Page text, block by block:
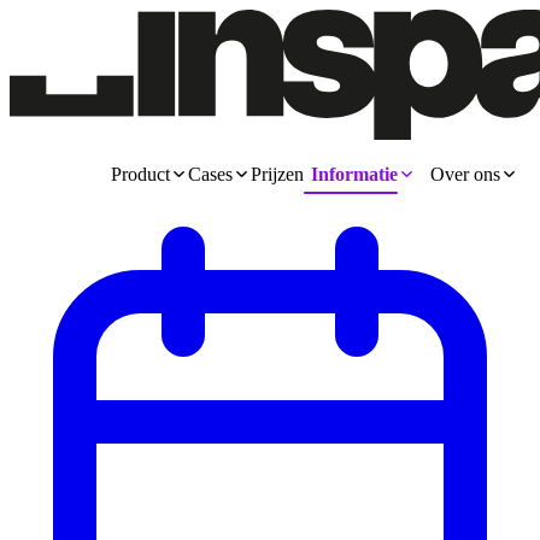
Product Cases Prijzen Informatie Over ons